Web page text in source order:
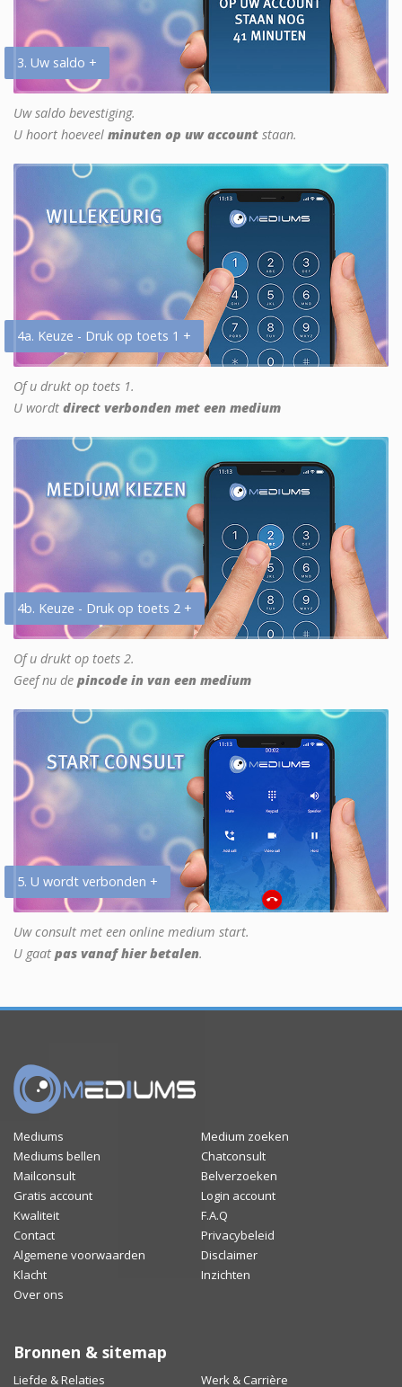
3. Uw saldo +
Uw saldo bevestiging.
U hoort hoeveel minuten op uw account staan.
4a. Keuze - Druk op toets 1 +
Of u drukt op toets 1.
U wordt direct verbonden met een medium
4b. Keuze - Druk op toets 2 +
Of u drukt op toets 2.
Geef nu de pincode in van een medium
5. U wordt verbonden +
Uw consult met een online medium start.
U gaat pas vanaf hier betalen.
Mediums
Medium zoeken
Mediums bellen
Chatconsult
Mailconsult
Belverzoeken
Gratis account
Login account
Kwaliteit
F.A.Q
Contact
Privacybeleid
Algemene voorwaarden
Disclaimer
Klacht
Inzichten
Over ons
Bronnen & sitemap
Liefde & Relaties Werk & Carrière